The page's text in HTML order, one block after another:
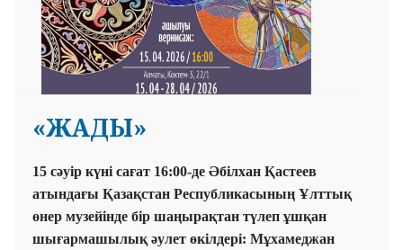
«ЖАДЫ»
15 сәуір күні сағат 16:00-де Әбілхан Қастеев
атындағы Қазақстан Республикасының Ұлттық
өнер музейінде бір шаңырақтан түлеп ұшқан
шығармашылық әулет өкілдері: Мұхамеджан